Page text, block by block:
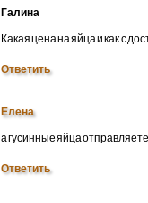
Галина
Какая цена на яйца и как с
Ответить
Елена
а гусинные яйца
Ответить